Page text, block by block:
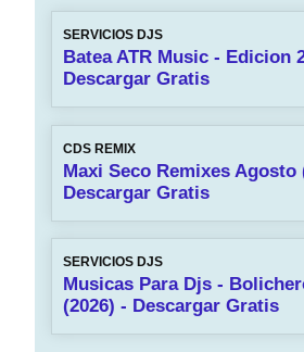
SERVICIOS DJS
Batea ATR Music - Edicion
Descargar Gratis
CDS REMIX
Maxi Seco Remixes Agosto
Descargar Gratis
SERVICIOS DJS
Musicas Para Djs -
(2026) - Descargar Gratis